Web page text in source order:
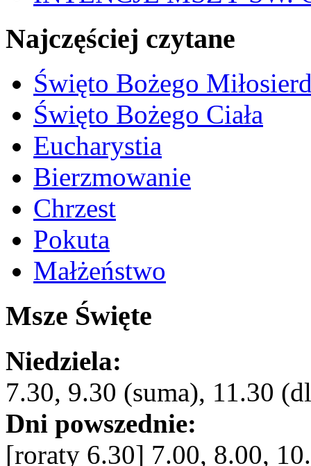
Najczęściej czytane
Święto Bożego
Święto Bożego Ciała
Eucharystia
Bierzmowanie
Chrzest
Pokuta
Małżeństwo
Msze Święte
Niedziela:
7.30, 9.30 (suma), 11.30
Dni powszednie:
[roraty 6.30] 7.00, 8.00,